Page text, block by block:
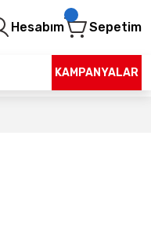
Hesabım Sepetim
KAMPANYALAR